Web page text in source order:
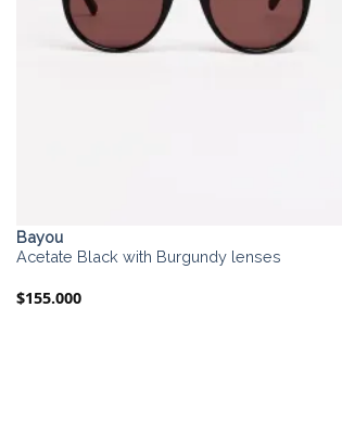
Bayou
Acetate Black with Burgundy lenses
$155.000